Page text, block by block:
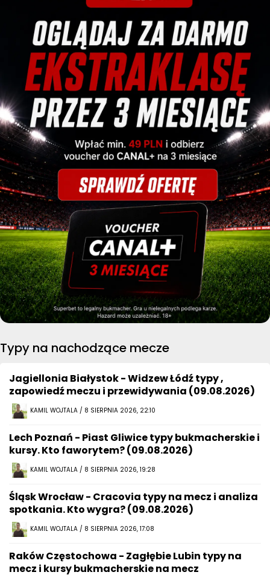
Typy na nachodzące mecze
Jagiellonia Białystok - Widzew Łódź typy ,
zapowiedź meczu i przewidywania (09.08.2026)
KAMIL WOJTALA / 8 SIERPNIA 2026, 22:10
Lech Poznań - Piast Gliwice typy bukmacherskie i
kursy. Kto faworytem? (09.08.2026)
KAMIL WOJTALA / 8 SIERPNIA 2026, 19:28
Śląsk Wrocław - Cracovia typy na mecz i analiza
spotkania. Kto wygra? (09.08.2026)
KAMIL WOJTALA / 8 SIERPNIA 2026, 17:08
Raków Częstochowa - Zagłębie Lubin typy na
mecz i kursy bukmacherskie na mecz